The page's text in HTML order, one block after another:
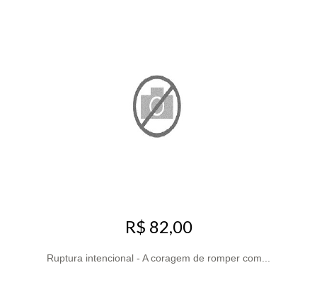
R$ 82,00
Ruptura intencional - A coragem de romper com...